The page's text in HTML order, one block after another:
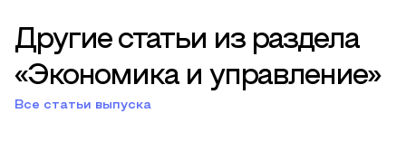
Другие статьи из раздела
«Экономика и управление»
Все статьи выпуска